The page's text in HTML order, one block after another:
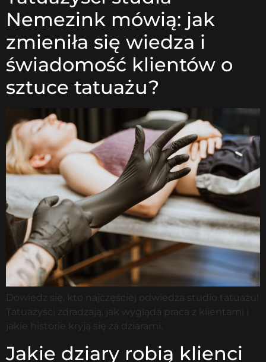
Nemezink mówią: jak
zmieniła się wiedza i
świadomość klientów o
sztuce tatuażu?
Dowiedz się, kto najczęściej odwiedza studio tatuażu!
Tatuażyści zdradzają, jak wygląda praca z klientami i
jakie historie kryją się za dziarami.
Jakie dziary robią klienci